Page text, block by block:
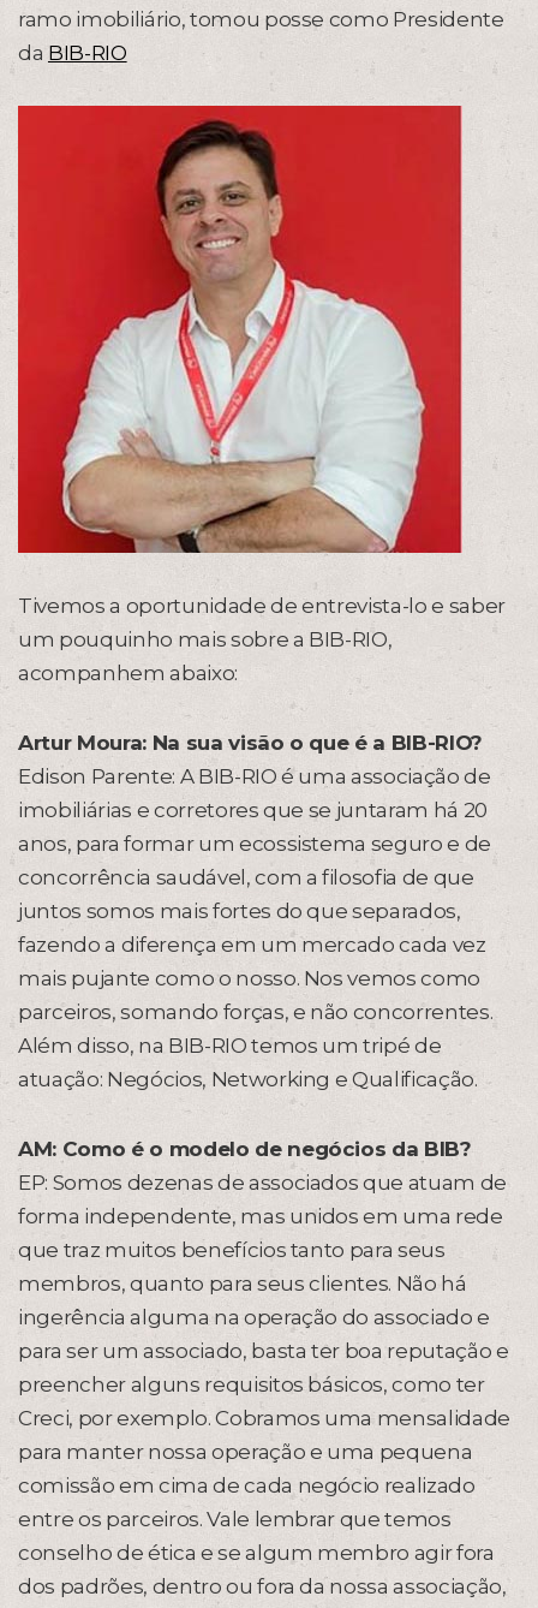
ramo imobiliário, tomou posse como Presidente
da BIB-RIO
Tivemos a oportunidade de entrevista-lo e saber
um pouquinho mais sobre a BIB-RIO,
acompanhem abaixo:
Artur Moura: Na sua visão o que é a BIB-RIO?
Edison Parente: A BIB-RIO é uma associação de
imobiliárias e corretores que se juntaram há 20
anos, para formar um ecossistema seguro e de
concorrência saudável, com a filosofia de que
juntos somos mais fortes do que separados,
fazendo a diferença em um mercado cada vez
mais pujante como o nosso. Nos vemos como
parceiros, somando forças, e não concorrentes.
Além disso, na BIB-RIO temos um tripé de
atuação: Negócios, Networking e Qualificação.
AM: Como é o modelo de negócios da BIB?
EP: Somos dezenas de associados que atuam de
forma independente, mas unidos em uma rede
que traz muitos benefícios tanto para seus
membros, quanto para seus clientes. Não há
ingerência alguma na operação do associado e
para ser um associado, basta ter boa reputação e
preencher alguns requisitos básicos, como ter
Creci, por exemplo. Cobramos uma mensalidade
para manter nossa operação e uma pequena
comissão em cima de cada negócio realizado
entre os parceiros. Vale lembrar que temos
conselho de ética e se algum membro agir fora
dos padrões, dentro ou fora da nossa associação,